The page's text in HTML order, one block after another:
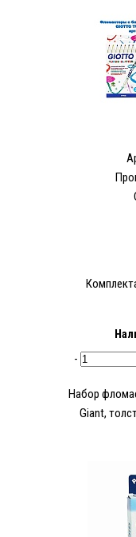
-
Набор
Giant,